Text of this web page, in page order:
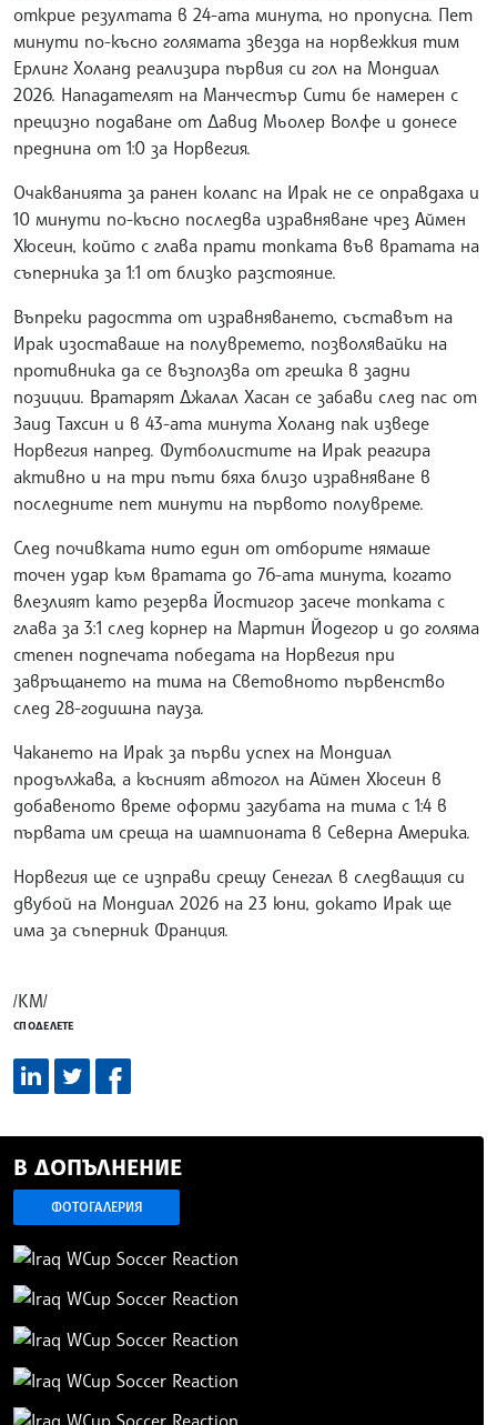
открие резултата в 24-ата минута, но пропусна. Пет
минути по-късно голямата звезда на норвежкия тим
Ерлинг Холанд реализира първия си гол на Мондиал
2026. Нападателят на Манчестър Сити бе намерен с
прецизно подаване от Давид Мьолер Волфе и донесе
преднина от 1:0 за Норвегия.
Очакванията за ранен колапс на Ирак не се оправдаха и
10 минути по-късно последва изравняване чрез Аймен
Хюсеин, който с глава прати топката във вратата на
съперника за 1:1 от близко разстояние.
Въпреки радостта от изравняването, съставът на
Ирак изоставаше на полувремето, позволявайки на
противника да се възползва от грешка в задни
позиции. Вратарят Джалал Хасан се забави след пас от
Заид Тахсин и в 43-ата минута Холанд пак изведе
Норвегия напред. Футболистите на Ирак реагира
активно и на три пъти бяха близо изравняване в
последните пет минути на първото полувреме.
След почивката нито един от отборите нямаше
точен удар към вратата до 76-ата минута, когато
влезлият като резерва Йостигор засече топката с
глава за 3:1 след корнер на Мартин Йодегор и до голяма
степен подпечата победата на Норвегия при
завръщането на тима на Световното първенство
след 28-годишна пауза.
Чакането на Ирак за първи успех на Мондиал
продължава, а късният автогол на Аймен Хюсеин в
добавеното време оформи загубата на тима с 1:4 в
първата им среща на шампионата в Северна Америка.
Норвегия ще се изправи срещу Сенегал в следващия си
двубой на Мондиал 2026 на 23 юни, докато Ирак ще
има за съперник Франция.
/КМ/
СПОДЕЛЕТЕ
В ДОПЪЛНЕНИЕ
ФОТОГАЛЕРИЯ